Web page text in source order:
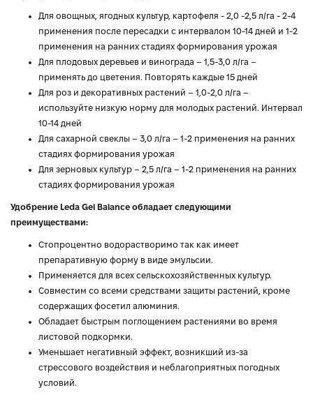
Для овощных, ягодных культур, картофеля - 2,0 -2,5 л/га - 2-4
применения после пересадки с интервалом 10-14 дней и 1-2
применения на ранних стадиях формирования урожая
Для плодовых деревьев и винограда – 1,5-3,0 л/га –
применять до цветения. Повторять каждые 15 дней
Для роз и декоративных растений – 1,0-2,0 л/га –
используйте низкую норму для молодых растений. Интервал
10-14 дней
Для сахарной свеклы – 3,0 л/га – 1-2 применения на ранних
стадиях формирования урожая
Для зерновых культур – 2,5 л/га – 1-2 применения на ранних
стадиях формирования урожая
Удобрение Leda Gel Balance обладает следующими
преимуществами:
Стопроцентно водорастворимо так как имеет
препаративную форму в виде эмульсии.
Применяется для всех сельскохозяйственных культур.
Совместим со всеми средствами защиты растений, кроме
содержащих фосетил алюминия.
Обладает быстрым поглощением растениями во время
листовой подкормки.
Уменьшает негативный эффект, возникший из-за
стрессового воздействия и неблагоприятных погодных
условий.